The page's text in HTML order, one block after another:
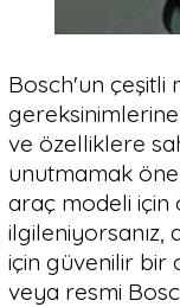
Bosch'un çeşitli
ve özelliklere
unutmamak
araç modeli
ilgileniyorsanız,
için güvenilir bir
veya resmi